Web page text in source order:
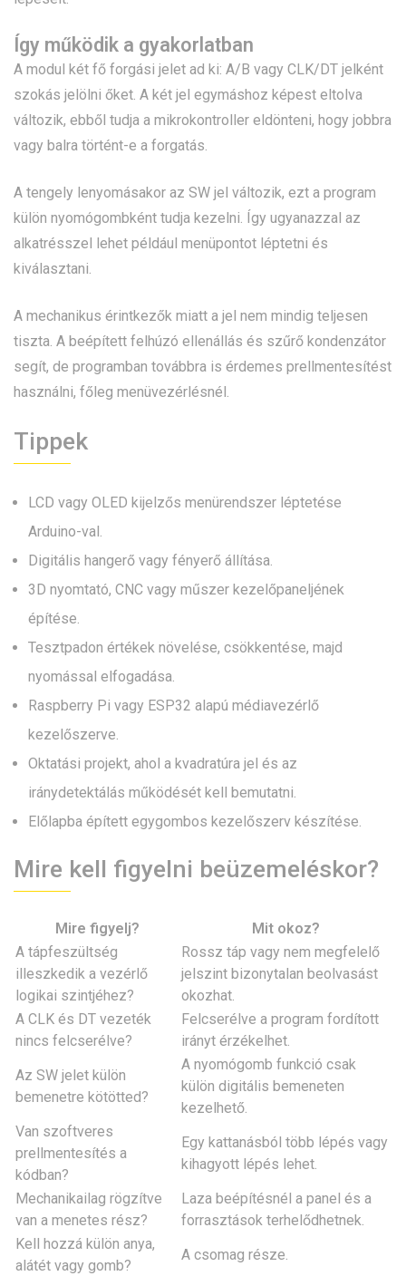
Így működik a gyakorlatban
A modul két fő forgási jelet ad ki: A/B vagy CLK/DT jelként
szokás jelölni őket. A két jel egymáshoz képest eltolva
változik, ebből tudja a mikrokontroller eldönteni, hogy jobbra
vagy balra történt-e a forgatás.
A tengely lenyomásakor az SW jel változik, ezt a program
külön nyomógombként tudja kezelni. Így ugyanazzal az
alkatrésszel lehet például menüpontot léptetni és
kiválasztani.
A mechanikus érintkezők miatt a jel nem mindig teljesen
tiszta. A beépített felhúzó ellenállás és szűrő kondenzátor
segít, de programban továbbra is érdemes prellmentesítést
használni, főleg menüvezérlésnél.
Tippek
LCD vagy OLED kijelzős menürendszer léptetése
Arduino-val.
Digitális hangerő vagy fényerő állítása.
3D nyomtató, CNC vagy műszer kezelőpaneljének
építése.
Tesztpadon értékek növelése, csökkentése, majd
nyomással elfogadása.
Raspberry Pi vagy ESP32 alapú médiavezérlő
kezelőszerve.
Oktatási projekt, ahol a kvadratúra jel és az
iránydetektálás működését kell bemutatni.
Előlapba épített egygombos kezelőszerv készítése.
Mire kell figyelni beüzemeléskor?
Mire figyelj?
Mit okoz?
A tápfeszültség
illeszkedik a vezérlő
logikai szintjéhez?
Rossz táp vagy nem megfelelő
jelszint bizonytalan beolvasást
okozhat.
A CLK és DT vezeték
nincs felcserélve?
Felcserélve a program fordított
irányt érzékelhet.
Az SW jelet külön
bemenetre kötötted?
A nyomógomb funkció csak
külön digitális bemeneten
kezelhető.
Van szoftveres
prellmentesítés a
kódban?
Egy kattanásból több lépés vagy
kihagyott lépés lehet.
Mechanikailag rögzítve
van a menetes rész?
Laza beépítésnél a panel és a
forrasztások terhelődhetnek.
Kell hozzá külön anya,
alátét vagy gomb?
A csomag része.